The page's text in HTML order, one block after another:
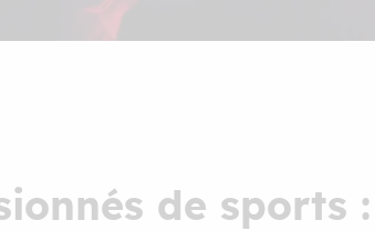
de sports :